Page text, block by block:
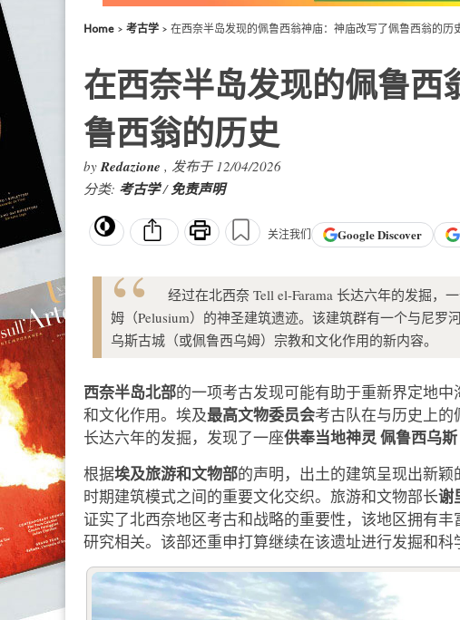
Home 考古学 在西奈半岛发现的佩鲁西翁神庙：神庙改写了佩鲁西翁的历
在西奈半岛发现的佩鲁西
鲁西翁的历史
byRedazione , 发布于 12/04/2026
分类: 考古学/免责声明
关注我们 GoogleDiscover
经过在北西奈 Tell el-Farama 长达六年的发掘，
姆（Pelusium）的神圣建筑遗迹。该建筑群有一个与尼罗
乌斯古城（或佩鲁西乌姆）宗教和文化作用的新内容。
西奈半岛北部的一项考古发现可能有助于重新界定地中
和文化作用。埃及最高文物委员会考古队在与历史上的
长达六年的发掘，发现了一座供奉当地神灵佩鲁西乌斯
根据埃及旅游和文物部的声明，出土的建筑呈现出新
时期建筑模式之间的重要文化交织。旅游和文物部长谢
证实了北西奈地区考古和战略的重要性，该地区拥有
研究相关。该部还重申打算继续在该遗址进行发掘和科